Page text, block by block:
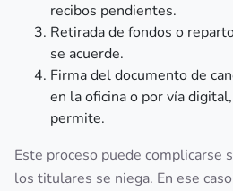
recibos pendientes.
Retirada de fondos o
se acuerde.
Firma del documento de
en la oficina o por vía
permite.
Este proceso puede complicarse
los titulares se niega. En ese